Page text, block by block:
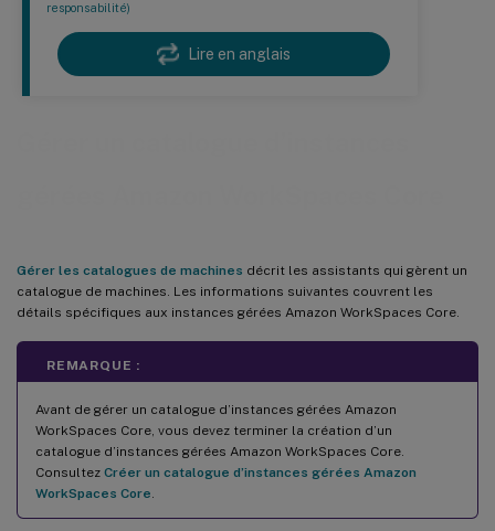
responsabilité)
Lire en anglais
Gérer les catalogues de machines décrit les assistants qui gèrent un
catalogue de machines. Les informations suivantes couvrent les
détails spécifiques aux instances gérées Amazon WorkSpaces Core.
REMARQUE :
Avant de gérer un catalogue d’instances gérées Amazon
WorkSpaces Core, vous devez terminer la création d’un
catalogue d’instances gérées Amazon WorkSpaces Core.
Consultez Créer un catalogue d’instances gérées Amazon
WorkSpaces Core